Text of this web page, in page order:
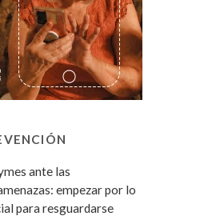
ante las
empezar por lo
para resguardarse